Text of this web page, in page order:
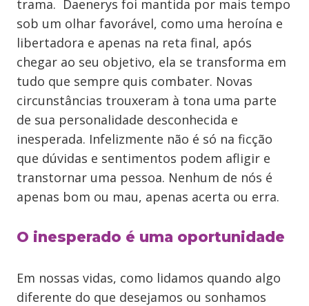
trama. Daenerys foi mantida por mais tempo
sob um olhar favorável, como uma heroína e
libertadora e apenas na reta final, após
chegar ao seu objetivo, ela se transforma em
tudo que sempre quis combater. Novas
circunstâncias trouxeram à tona uma parte
de sua personalidade desconhecida e
inesperada. Infelizmente não é só na ficção
que dúvidas e sentimentos podem afligir e
transtornar uma pessoa. Nenhum de nós é
apenas bom ou mau, apenas acerta ou erra.
O inesperado é uma oportunidade
Em nossas vidas, como lidamos quando algo
diferente do que desejamos ou sonhamos